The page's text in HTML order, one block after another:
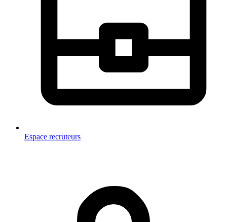
Espace recruteurs